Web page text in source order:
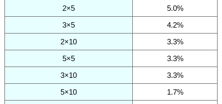
2×5
5.0%
3×5
4.2%
2×10
3.3%
5×5
3.3%
3×10
3.3%
5×10
1.7%